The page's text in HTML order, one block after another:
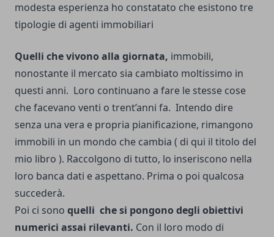
modesta esperienza ho constatato che esistono tre
tipologie di agenti immobiliari
Quelli che vivono alla giornata, immobili,
nonostante il mercato sia cambiato moltissimo in
questi anni. Loro continuano a fare le stesse cose
che facevano venti o trent’anni fa. Intendo dire
senza una vera e propria pianificazione, rimangono
immobili in un mondo che cambia ( di qui il titolo del
mio libro ). Raccolgono di tutto, lo inseriscono nella
loro banca dati e aspettano. Prima o poi qualcosa
succederà.
Poi ci sono quelli che si pongono degli obiettivi
numerici assai rilevanti. Con il loro modo di